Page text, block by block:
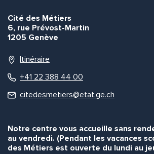
Cité des Métiers
6, rue Prévost-Martin
1205 Genève
Itinéraire
+41 22 388 44 00
citedesmetiers@etat.ge.ch
Notre centre vous accueille sans
au vendredi. (Pendant les vacances
des Métiers est ouverte du lundi au
Prénom et nom*
Adresse e-mail*
Message*
Commentaire*